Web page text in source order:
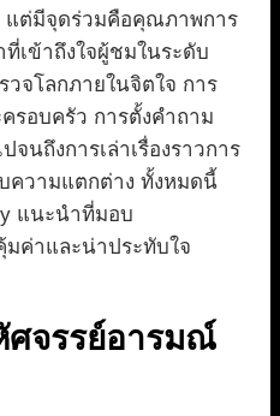
แต่มีจุดร่วมคือคุณภาพการ
เข้าถึงใจผู้ชมในระดับ
วจโลกภายในจิตใจ การ
รอบครัว การตั้งคำถาม
นถึงการเล่าเรื่องราวการ
ความแตกต่าง ทั้งหมดนี้
แนะนำที่มอบ
ค่าและน่าประทับใจ
ศจรรย์อารมณ์